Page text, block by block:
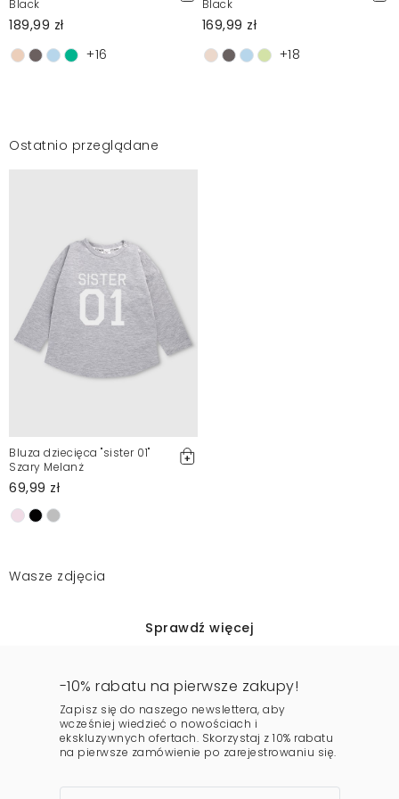
Black
189,99 zł
+16
Black
169,99 zł
+18
Ostatnio przeglądane
Bluza dziecięca "sister 01"
Szary Melanż
69,99 zł
Wasze zdjęcia
Sprawdź więcej
-10% rabatu na pierwsze zakupy!
Zapisz się do naszego newslettera, aby
wcześniej wiedzieć o nowościach i
ekskluzywnych ofertach. Skorzystaj z 10% rabatu
na pierwsze zamówienie po zarejestrowaniu się.